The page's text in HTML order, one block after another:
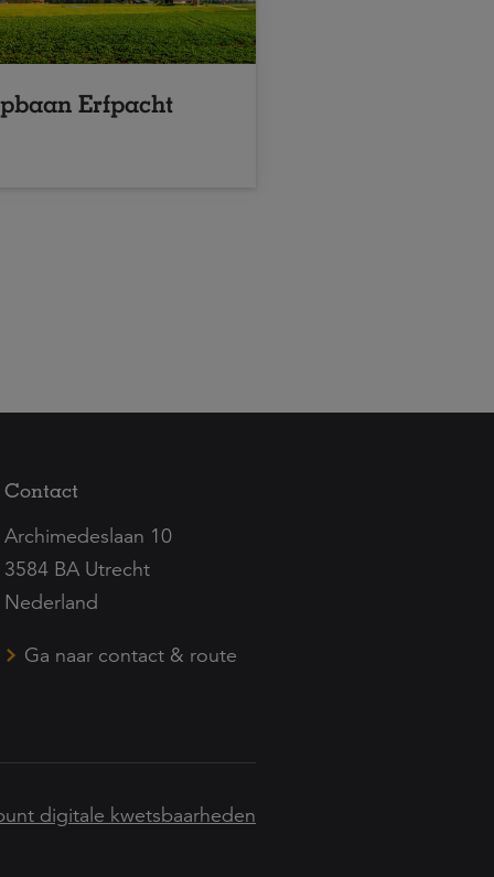
Erfpacht
Contact
Archimedeslaan 10
3584 BA Utrecht
Nederland
Ga naar contact & route
digitale kwetsbaarheden